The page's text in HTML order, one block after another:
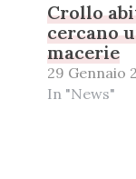
Crollo
cercano
macerie
29 Gennaio
In "News"